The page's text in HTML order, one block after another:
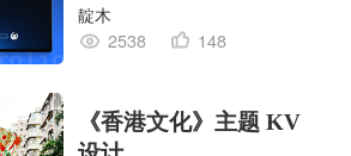
靛木
2538
148
《香港文化》主题 KV